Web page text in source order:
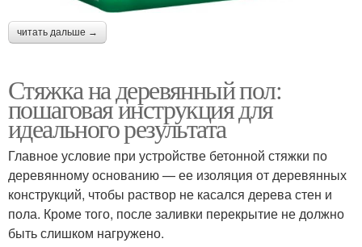
читать дальше →
Стяжка на деревянный пол:
пошаговая инструкция для
идеального результата
Главное условие при устройстве бетонной стяжки по
деревянному основанию — ее изоляция от деревянных
конструкций, чтобы раствор не касался дерева стен и
пола. Кроме того, после заливки перекрытие не должно
быть слишком нагружено.